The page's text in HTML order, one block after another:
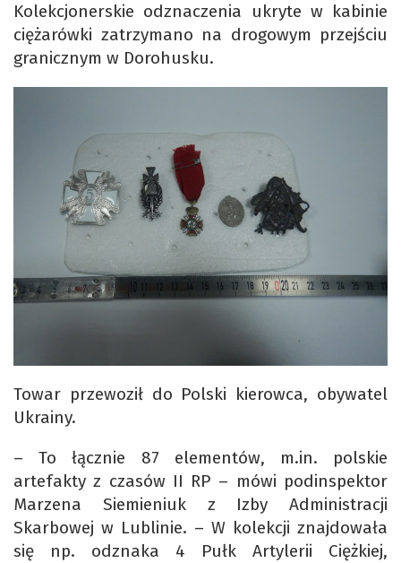
Kolekcjonerskie odznaczenia ukryte w kabinie
ciężarówki zatrzymano na drogowym przejściu
granicznym w Dorohusku.
Towar przewoził do Polski kierowca, obywatel
Ukrainy.
– To łącznie 87 elementów, m.in. polskie
artefakty z czasów II RP – mówi podinspektor
Marzena Siemieniuk z Izby Administracji
Skarbowej w Lublinie. – W kolekcji znajdowała
się np. odznaka 4 Pułk Artylerii Ciężkiej,